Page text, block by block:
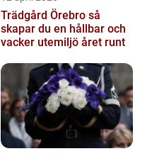
Trädgård Örebro så
skapar du en hållbar och
vacker utemiljö året runt